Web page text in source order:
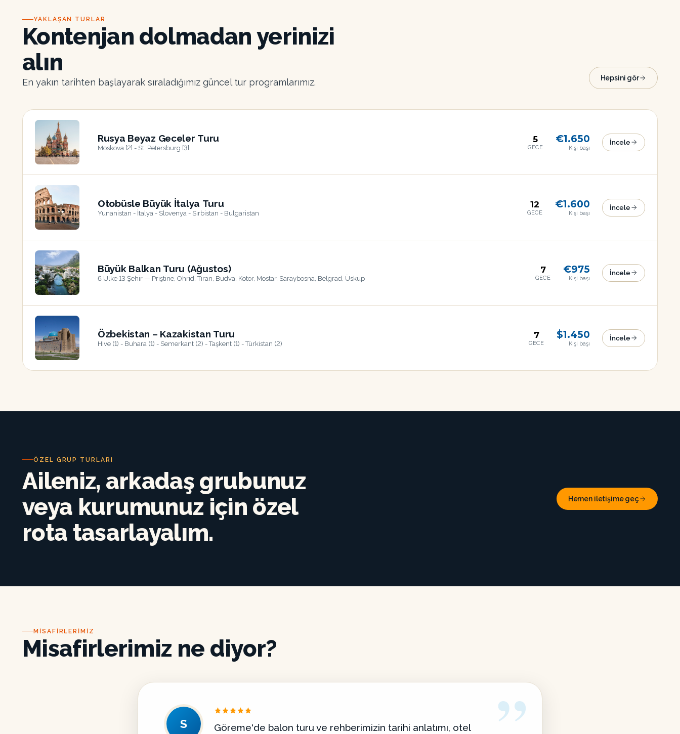
YAKLAŞAN TURLAR
Kontenjan dolmadan yerinizi
alın
En yakın tarihten başlayarak sıraladığımız güncel tur programlarımız. Hepsini gör
18
Rusya Beyaz Geceler Turu
Moskova [2] - St. Petersburg [3]
5
GECE
€1.650
Kişi başı
İncele
17
Otobüsle Büyük İtalya Turu
Yunanistan - İtalya - Slovenya - Sırbistan - Bulgaristan
12
GECE
€1.600
Kişi başı
İncele
22
Büyük Balkan Turu (Ağustos)
6 Ülke 13 Şehir — Priştine, Ohrid, Tiran, Budva, Kotor, Mostar, Saraybosna, Belgrad, Üsküp
7
GECE
€975
Kişi başı
İncele
22
Özbekistan – Kazakistan Turu
Hive (1) - Buhara (1) - Semerkant (2) - Taşkent (1) - Türkistan (2)
7
GECE
$1.450
Kişi başı
İncele
ÖZEL GRUP TURLARI
Aileniz, arkadaş grubunuz
veya kurumunuz için özel
rota tasarlayalım.
Hemen iletişime geç
MISAFIRLERIMIZ
Misafirlerimiz ne diyor?
S Göreme'de balon turu ve rehberimizin tarihi anlatımı, otel